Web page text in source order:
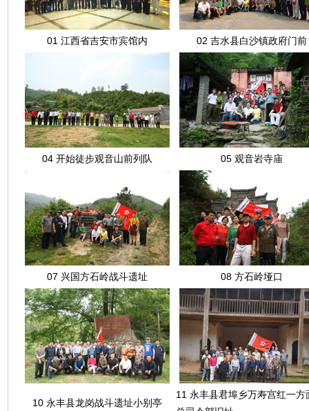
01 江西省吉安市宾馆内 02 吉水县白沙镇政府门前
04 开始徒步观音山前列队 05 观音岩寺庙
07 兴国方石岭战斗遗址 08 方石岭垭口
10 永丰县龙岗战斗遗址小别亭
11 永丰县君埠乡万寿宫红一方